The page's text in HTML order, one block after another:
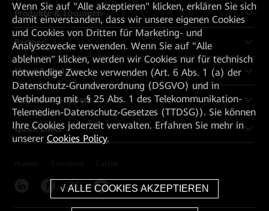
Produkte & Lösungen
Partner
News & Updates
Services & Support
Quick Links
Wenn Sie auf "Alle akzeptieren" klicken, erklären Sie sich
damit einverstanden, dass wir unsere eigenen Cookies
und Cookies von Dritten für Marketing- und
Analysezwecke verwenden. Wenn Sie auf "Alle
ablehnen" klicken, werden wir Cookies nur für technisch
notwendige Zwecke verwenden (Art. 6 Abs. 1 (a) der
Datenschutz-Grundverordnung (DSGVO) und in
Verbindung mit . § 25 Abs. 1 des Telekommunikation-
Telemedien-Datenschutz-Gesetzes (TTDSG)). Sie können
Ihre Cookies jederzeit verwalten. Erfahren Sie mehr in
unserer Cookies Policy.